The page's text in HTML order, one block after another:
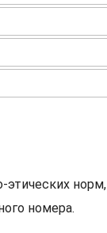
номера.